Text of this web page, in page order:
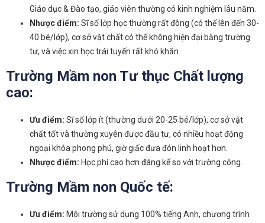
Giáo dục & Đào tạo, giáo viên thường có kinh nghiệm lâu năm.
Nhược điểm: Sĩ số lớp học thường rất đông (có thể lên đến 30-
40 bé/lớp), cơ sở vật chất có thể không hiện đại bằng trường
tư, và việc xin học trái tuyến rất khó khăn.
Trường Mầm non Tư thục Chất lượng
cao:
Ưu điểm: Sĩ số lớp ít (thường dưới 20-25 bé/lớp), cơ sở vật
chất tốt và thường xuyên được đầu tư, có nhiều hoạt động
ngoại khóa phong phú, giờ giấc đưa đón linh hoạt hơn.
Nhược điểm: Học phí cao hơn đáng kể so với trường công.
Trường Mầm non Quốc tế:
Ưu điểm: Môi trường sử dụng 100% tiếng Anh, chương trình